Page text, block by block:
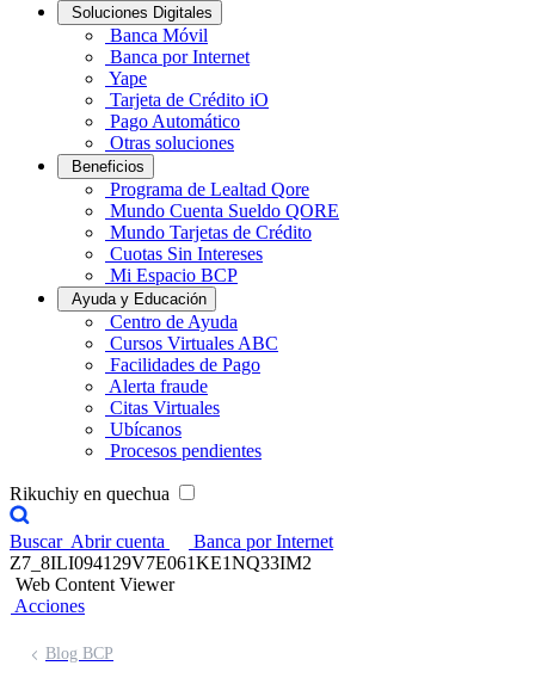
Soluciones Digitales
Banca Móvil
Banca por Internet
Yape
Tarjeta de Crédito iO
Pago Automático
Otras soluciones
Beneficios
Programa de Lealtad Qore
Mundo Cuenta Sueldo QORE
Mundo Tarjetas de Crédito
Cuotas Sin Intereses
Mi Espacio BCP
Ayuda y Educación
Centro de Ayuda
Cursos Virtuales ABC
Facilidades de Pago
Alerta fraude
Citas Virtuales
Ubícanos
Procesos pendientes
Rikuchiy en quechua
Buscar Abrir cuenta
Banca por Internet
Z7_8ILI094129V7E061KE1NQ33IM2
Web Content Viewer
Acciones
Blog BCP